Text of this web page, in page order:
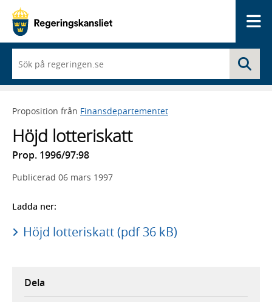
du
börjar
skriva
framträder
lista
med
sökförslag
Proposition från Finansdepartementet
Höjd lotteriskatt
Prop. 1996/97:98
Publicerad 06 mars 1997
Ladda ner:
Höjd lotteriskatt (pdf 36 kB)
Dela